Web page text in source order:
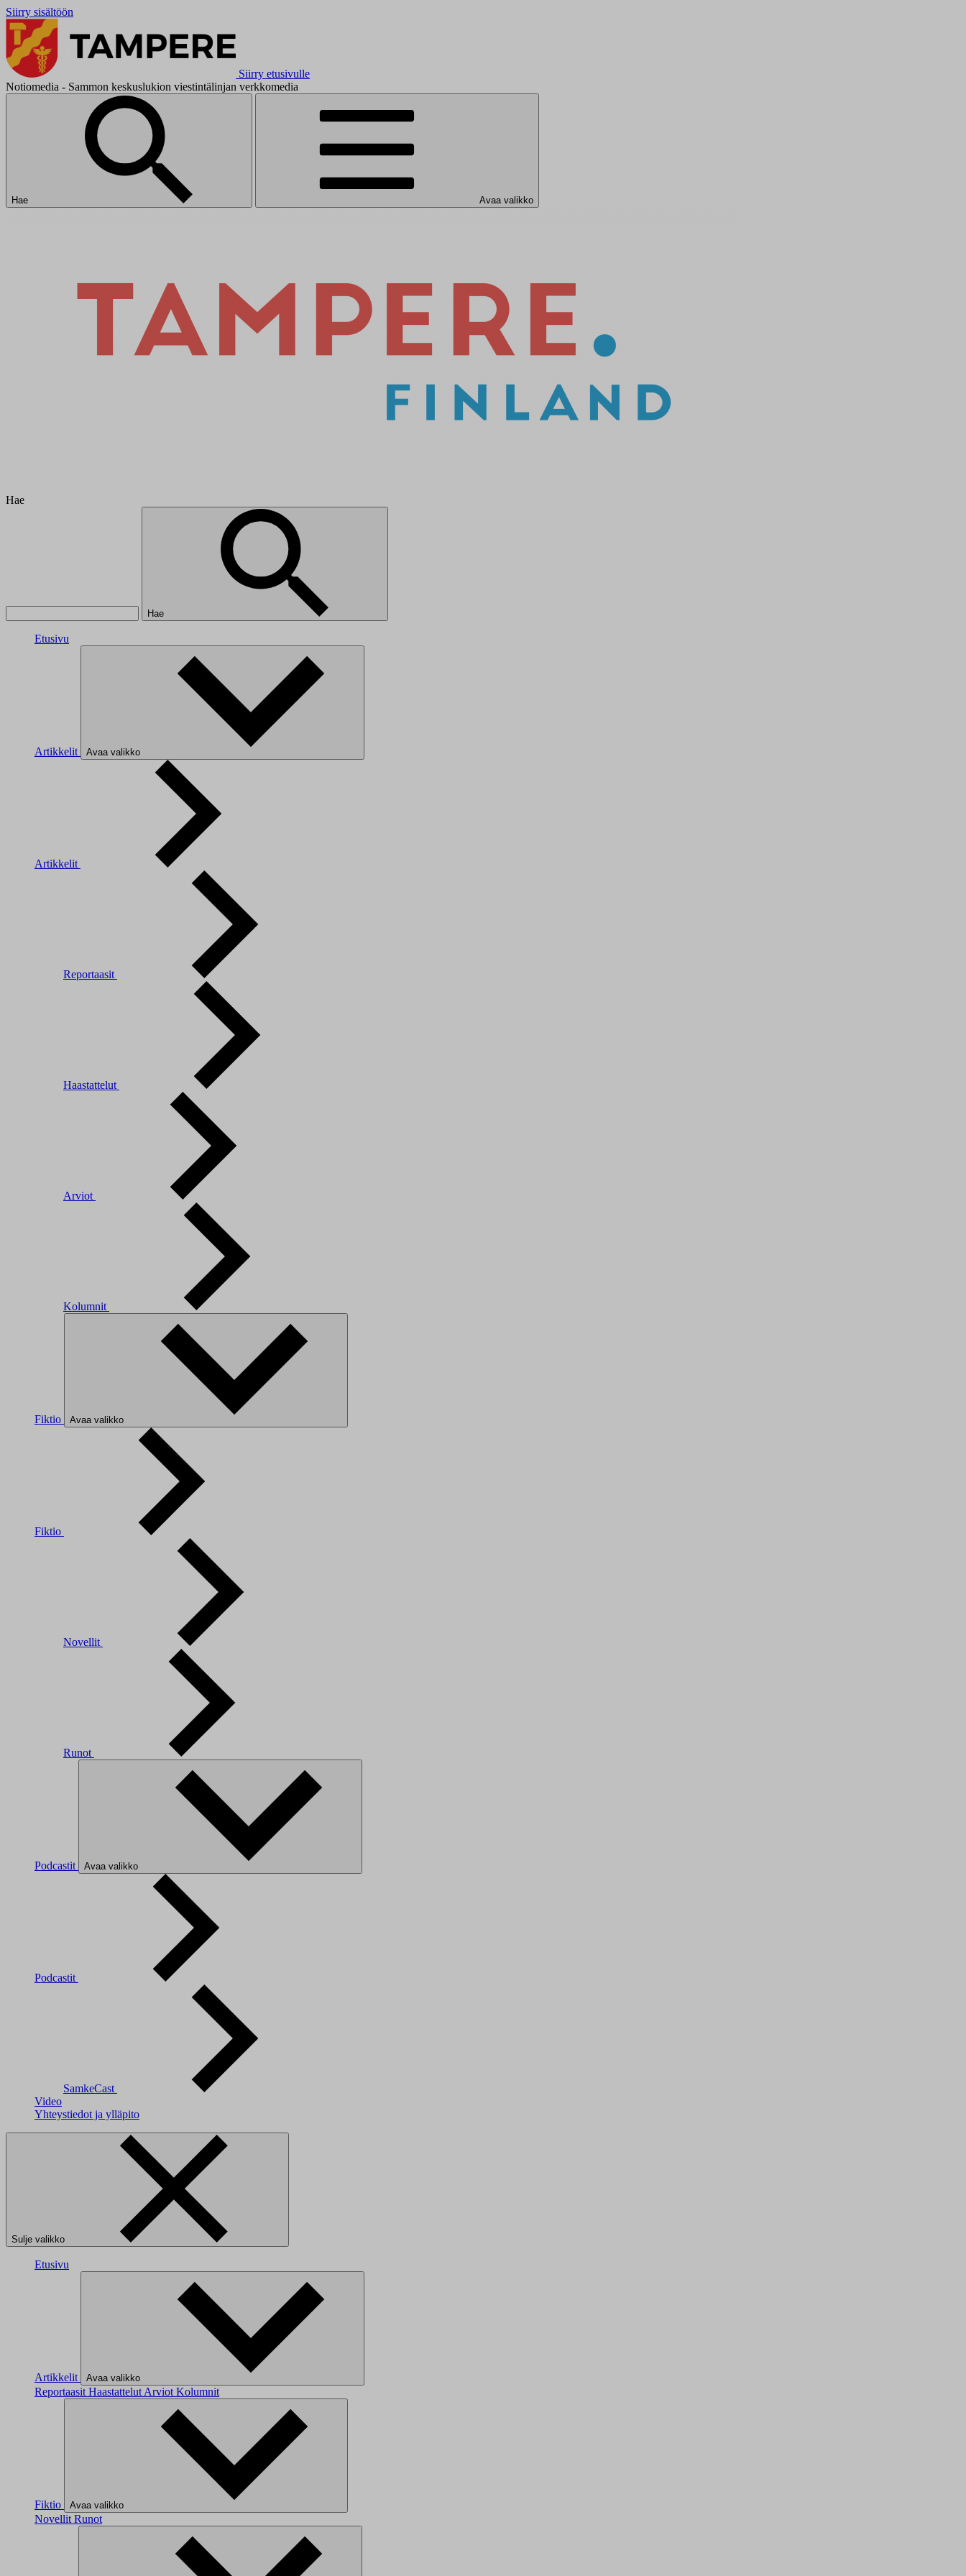
Siirry sisältöön
Siirry etusivulle
Notiomedia - Sammon keskuslukion viestintälinjan verkkomedia
Hae Avaa valikko
Hae
Hae
Etusivu
Artikkelit Avaa valikko
Artikkelit
Reportaasit
Haastattelut
Arviot
Kolumnit
Fiktio Avaa valikko
Fiktio
Novellit
Runot
Podcastit Avaa valikko
Podcastit
SamkeCast
Video
Yhteystiedot ja ylläpito
Sulje valikko
Etusivu
Artikkelit Avaa valikko
Reportaasit Haastattelut Arviot Kolumnit
Fiktio Avaa valikko
Novellit Runot